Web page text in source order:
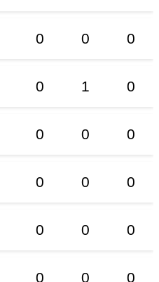
0 0 0
0 1 0
0 0 0
0 0 0
0 0 0
0 0 0